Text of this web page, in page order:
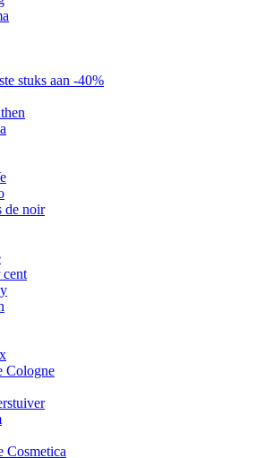
stuks aan -40%
de noir
cent
Cologne
Cosmetica